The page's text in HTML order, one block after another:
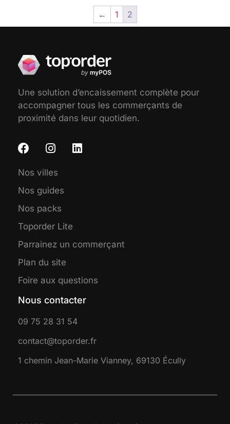
← 1 2
Une solution d’encaissement complète pour
accompagner tous les commerçants de
proximité dans leur quotidien.
Nos villes
Nos guides
Nos packs
Toporder Lite
Parrainez un commerçant
Plan du site
Foire aux questions
Nous contacter
09 75 28 31 54
contact@toporder.fr
1 chemin Jean-Marie Vianney, 69130 Écully